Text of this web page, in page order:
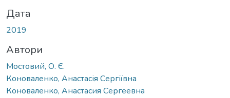
Дата
2019
Автори
Мостовий, О. Є.
Коноваленко, Анастасія Сергіївна
Коноваленко, Анастасия Сергеевна